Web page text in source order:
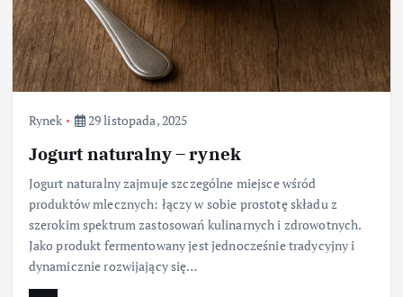
Rynek 29 listopada, 2025
Jogurt naturalny – rynek
Jogurt naturalny zajmuje szczególne miejsce wśród
produktów mlecznych: łączy w sobie prostotę składu z
szerokim spektrum zastosowań kulinarnych i zdrowotnych.
Jako produkt fermentowany jest jednocześnie tradycyjny i
dynamicznie rozwijający się…